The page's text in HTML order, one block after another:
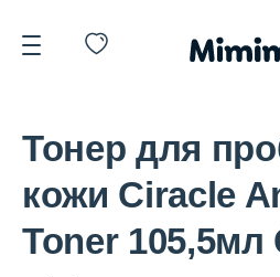
*OVERSTOCK -30%
Тонер для
кожи Ciracle
Toner 105,5мл